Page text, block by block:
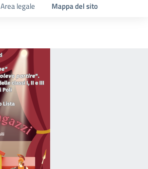
Area legale Mappa del sito